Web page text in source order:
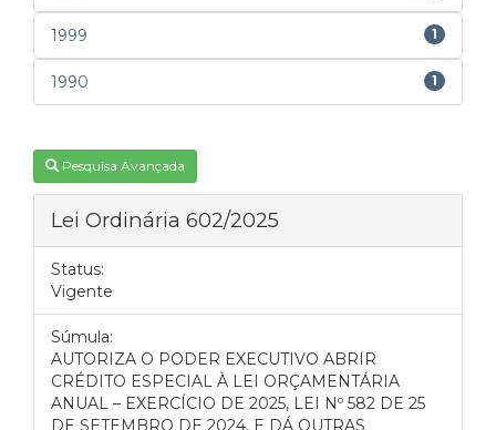
1999 1
1990 1
Pesquisa Avançada
Lei Ordinária 602/2025
Status:
Vigente
Súmula:
AUTORIZA O PODER EXECUTIVO ABRIR
CRÉDITO ESPECIAL À LEI ORÇAMENTÁRIA
ANUAL – EXERCÍCIO DE 2025, LEI Nº 582 DE 25
DE SETEMBRO DE 2024, E DÁ OUTRAS